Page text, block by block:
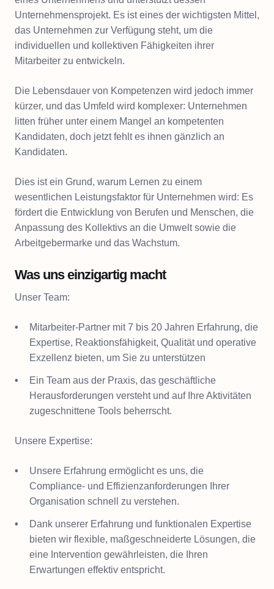
Unternehmensprojekt. Es ist eines der wichtigsten Mittel,
das Unternehmen zur Verfügung steht, um die
individuellen und kollektiven Fähigkeiten ihrer
Mitarbeiter zu entwickeln.
Die Lebensdauer von Kompetenzen wird jedoch immer
kürzer, und das Umfeld wird komplexer: Unternehmen
litten früher unter einem Mangel an kompetenten
Kandidaten, doch jetzt fehlt es ihnen gänzlich an
Kandidaten.
Dies ist ein Grund, warum Lernen zu einem
wesentlichen Leistungsfaktor für Unternehmen wird: Es
fördert die Entwicklung von Berufen und Menschen, die
Anpassung des Kollektivs an die Umwelt sowie die
Arbeitgebermarke und das Wachstum.
Was uns einzigartig macht
Unser Team:
Mitarbeiter-Partner mit 7 bis 20 Jahren Erfahrung, die
Expertise, Reaktionsfähigkeit, Qualität und operative
Exzellenz bieten, um Sie zu unterstützen
Ein Team aus der Praxis, das geschäftliche
Herausforderungen versteht und auf Ihre Aktivitäten
zugeschnittene Tools beherrscht.
Unsere Expertise:
Unsere Erfahrung ermöglicht es uns, die
Compliance- und Effizienzanforderungen Ihrer
Organisation schnell zu verstehen.
Dank unserer Erfahrung und funktionalen Expertise
bieten wir flexible, maßgeschneiderte Lösungen, die
eine Intervention gewährleisten, die Ihren
Erwartungen effektiv entspricht.